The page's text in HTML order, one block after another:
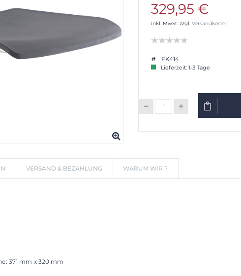
329,95 €
inkl. MwSt. zzgl. Versandkosten
FK414
Lieferzeit: 1-3 Tage
VERSAND & BEZAHLUNG WARUM WIR ?
371 mm x 320 mm